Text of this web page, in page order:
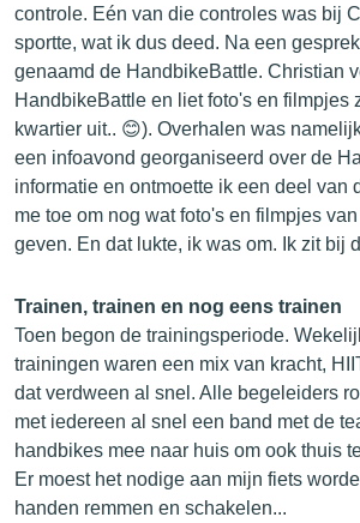
controle. Eén van die controles was bij
sportte, wat ik dus deed. Na een
genaamd de HandbikeBattle. Christian
HandbikeBattle en liet foto's en filmpjes
kwartier uit.. 😊). Overhalen was
een infoavond georganiseerd over de
informatie en ontmoette ik een deel
me toe om nog wat foto's en filmpjes
geven. En dat lukte, ik was om. Ik zit bij
Trainen, trainen en nog eens trainen
Toen begon de trainingsperiode.
trainingen waren een mix van kracht,
dat verdween al snel. Alle begeleiders
met iedereen al snel een band met de
handbikes mee naar huis om ook thuis
Er moest het nodige aan mijn fiets
handen remmen en schakelen...